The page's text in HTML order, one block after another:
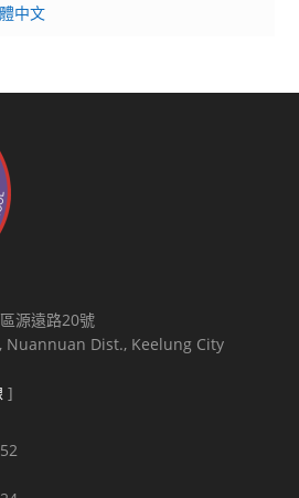
中文
源遠路20號
Nuannuan Dist., Keelung City
]